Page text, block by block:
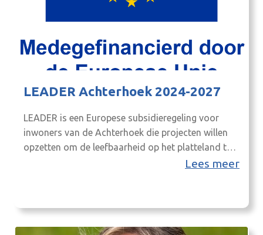
LEADER Achterhoek 2024-2027
LEADER is een Europese subsidieregeling voor
inwoners van de Achterhoek die projecten willen
opzetten om de leefbaarheid op het platteland te
verbeteren. LEADER Achterhoek is van en voor
IJsselstreek en Winterswijk.
Lees meer